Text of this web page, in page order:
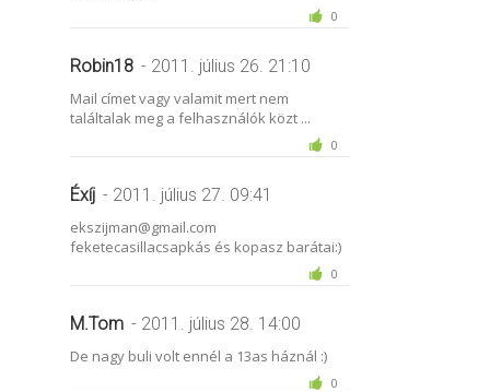
0
Robin18 - 2011. július 26. 21:10
Mail címet vagy valamit mert nem
találtalak meg a felhasználók közt ...
0
Éxíj - 2011. július 27. 09:41
ekszijman@gmail.com
feketecasillacsapkás és kopasz barátai:)
0
M.Tom - 2011. július 28. 14:00
De nagy buli volt ennél a 13as háznál :)
0